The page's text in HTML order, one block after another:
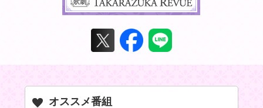
オススメ番組